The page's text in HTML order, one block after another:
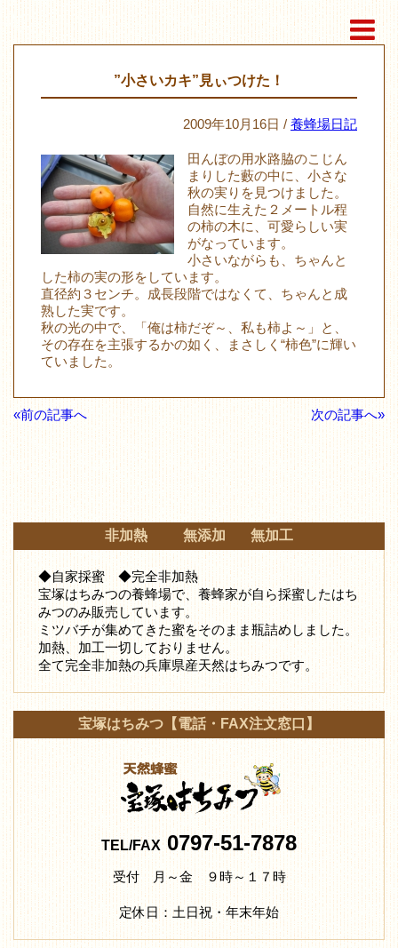
”小さいカキ”見ぃつけた！
2009年10月16日 / 養蜂場日記
田んぼの用水路脇のこじん
まりした藪の中に、小さな
秋の実りを見つけました。
自然に生えた２メートル程
の柿の木に、可愛らしい実
がなっています。
小さいながらも、ちゃんと
した柿の実の形をしています。
直径約３センチ。成長段階ではなくて、ちゃんと成
熟した実です。
秋の光の中で、「俺は柿だぞ～、私も柿よ～」と、
その存在を主張するかの如く、まさしく“柿色”に輝い
ていました。
«前の記事へ 次の記事へ»
非加熱 無添加 無加工
◆自家採蜜 ◆完全非加熱
宝塚はちみつの養蜂場で、養蜂家が自ら採蜜したはち
みつのみ販売しています。
ミツバチが集めてきた蜜をそのまま瓶詰めしました。
加熱、加工一切しておりません。
全て完全非加熱の兵庫県産天然はちみつです。
宝塚はちみつ【電話・FAX注文窓口】
TEL/FAX0797-51-7878
受付 月～金 ９時～１７時
定休日：土日祝・年末年始